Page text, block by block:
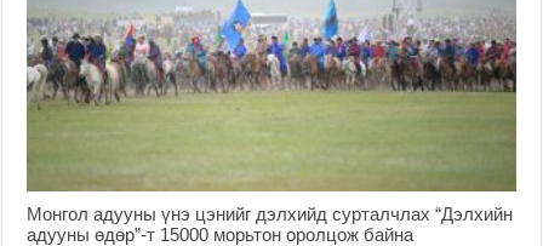
Монгол адууны үнэ цэнийг дэлхийд сурталчлах “Дэлхийн
адууны өдөр”-т 15000 морьтон оролцож байна